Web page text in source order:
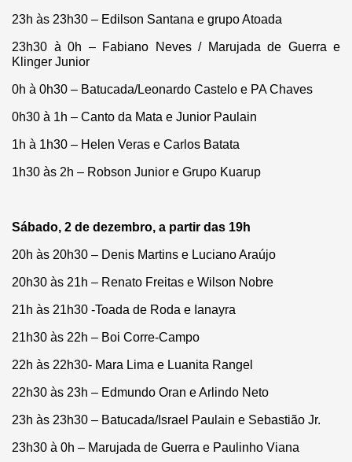
23h às 23h30 – Edilson Santana e grupo Atoada
23h30 à 0h – Fabiano Neves / Marujada de Guerra e
Klinger Junior
0h à 0h30 – Batucada/Leonardo Castelo e PA Chaves
0h30 à 1h – Canto da Mata e Junior Paulain
1h à 1h30 – Helen Veras e Carlos Batata
1h30 às 2h – Robson Junior e Grupo Kuarup
Sábado, 2 de dezembro, a partir das 19h
20h às 20h30 – Denis Martins e Luciano Araújo
20h30 às 21h – Renato Freitas e Wilson Nobre
21h às 21h30 -Toada de Roda e Ianayra
21h30 às 22h – Boi Corre-Campo
22h às 22h30- Mara Lima e Luanita Rangel
22h30 às 23h – Edmundo Oran e Arlindo Neto
23h às 23h30 – Batucada/Israel Paulain e Sebastião Jr.
23h30 à 0h – Marujada de Guerra e Paulinho Viana